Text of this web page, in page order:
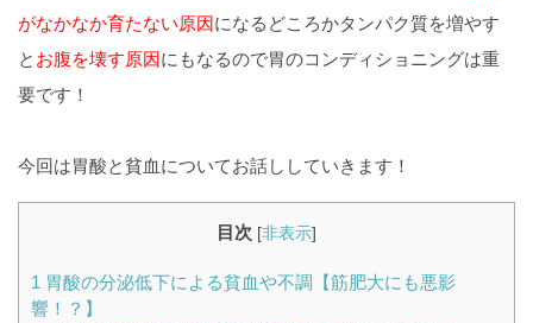
がなかなか育たない原因になるどころかタンパク質を増やす
と お腹を壊す原因にもなるので胃のコンディショニングは重
要です！
今回は胃酸と貧血についてお話ししていきます！
目次 [非表示]
1 胃酸の分泌低下による貧血や不調【筋肥大にも悪影
響！？】